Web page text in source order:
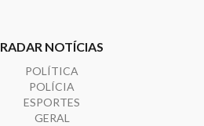
RADAR NOTÍCIAS
POLÍTICA
POLÍCIA
ESPORTES
GERAL